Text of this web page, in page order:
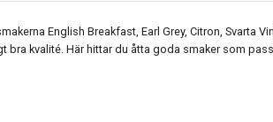
English Breakfast, Earl Grey, Citron, Svarta
bra kvalité. Här hittar du åtta goda smaker som